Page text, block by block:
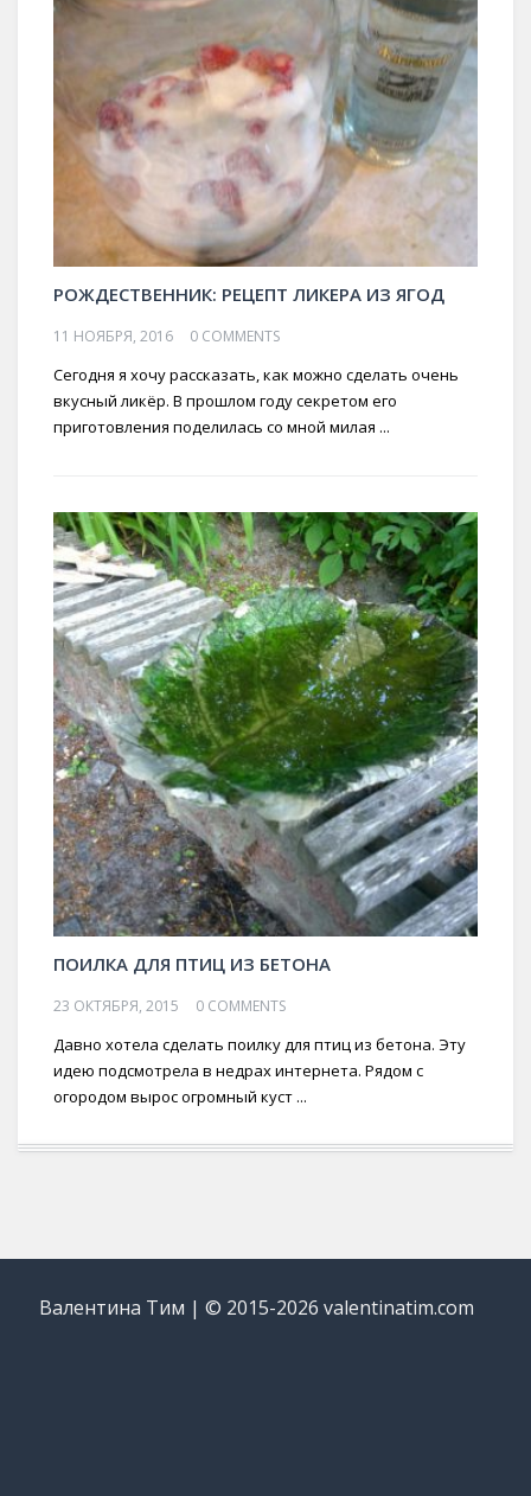
РОЖДЕСТВЕННИК: РЕЦЕПТ ЛИКЕРА ИЗ ЯГОД
11 НОЯБРЯ, 2016 0 COMMENTS
Сегодня я хочу рассказать, как можно сделать очень
вкусный ликёр. В прошлом году секретом его
приготовления поделилась со мной милая ...
ПОИЛКА ДЛЯ ПТИЦ ИЗ БЕТОНА
23 ОКТЯБРЯ, 2015 0 COMMENTS
Давно хотела сделать поилку для птиц из бетона. Эту
идею подсмотрела в недрах интернета. Рядом с
огородом вырос огромный куст ...
Валентина Тим | © 2015-2026 valentinatim.com